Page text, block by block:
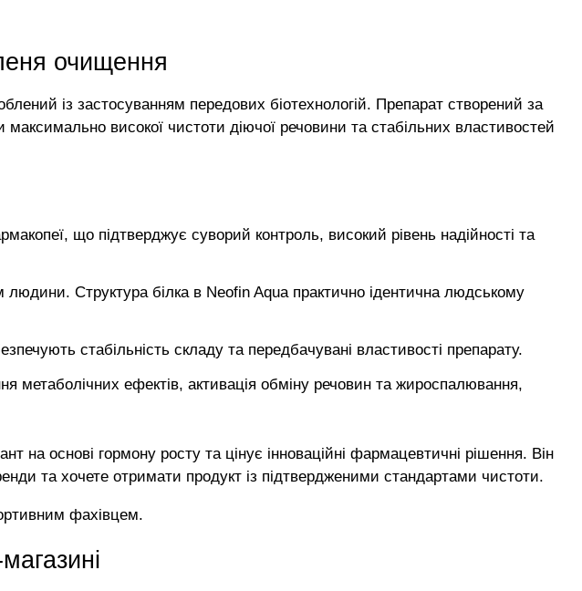
очищення
із застосуванням передових біотехнологій. Препарат створений за
високої чистоти діючої речовини та стабільних властивостей
що підтверджує суворий контроль, високий рівень надійності та
Структура білка в Neofin Aqua практично ідентична людському
стабільність складу та передбачувані властивості препарату.
метаболічних ефектів, активація обміну речовин та жироспалювання,
на основі гормону росту та цінує інноваційні фармацевтичні рішення. Він
та хочете отримати продукт із підтвердженими стандартами чистоти.
фахівцем.